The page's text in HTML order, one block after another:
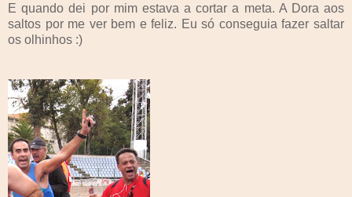
E quando dei por mim estava a cortar a meta. A Dora aos
saltos por me ver bem e feliz. Eu só conseguia fazer saltar
os olhinhos :)